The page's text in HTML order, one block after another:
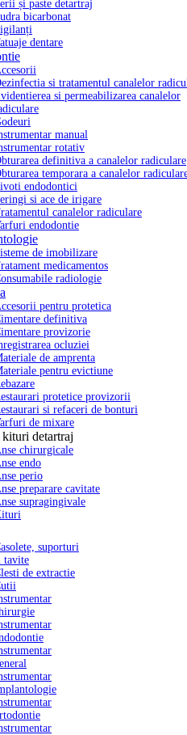
și paste detartraj
bicarbonat
dentare
si tratamentul canalelor
si permeabilizarea canalelor
manual
rotativ
definitiva a canalelor radiculare
temporara a canalelor
endodontici
si ace de irigare
canalelor radiculare
endodontie
de imobilizare
medicamentos
radiologie
pentru protetica
definitiva
provizorie
ocluziei
de amprenta
pentru evictiune
protetice provizorii
si refaceri de bonturi
de mixare
kituri detartraj
chirurgicale
endo
perio
preparare cavitate
supragingivale
suporturi
tavite
de extractie